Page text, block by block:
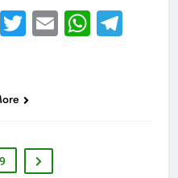
Twitter
Email
9